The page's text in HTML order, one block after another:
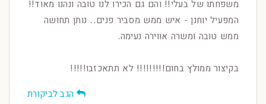
משפחתו של בעלי!! והם גם הכירו לנו טובה ונהנו מאוד!!
המפעיל יוחנן - איש ממש מסביר פנים.. נותן תחושה
ממש טובה ומשרה אווירה נעימה.
בקיצור ממולץ בחום!!!!!!!!! לא תתאכזבו!!!!!
הגב לביקורת